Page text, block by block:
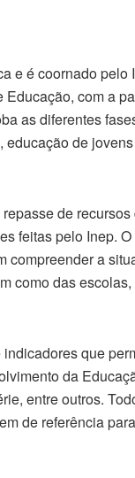
e é coornado pelo
com a
as diferentes
de
de
feitas pelo Inep.
compreender a
como das
que
da
entre outros.
de referência